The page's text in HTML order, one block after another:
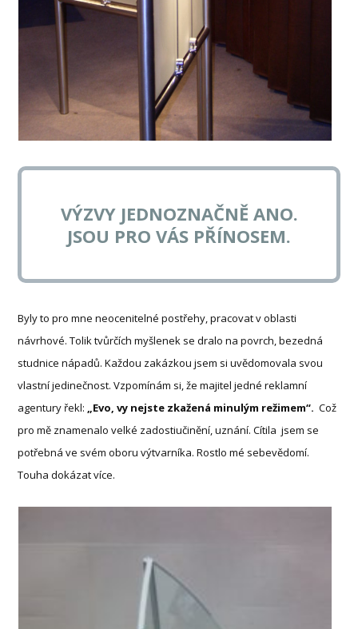
VÝZVY JEDNOZNAČNĚ ANO.
JSOU PRO VÁS PŘÍNOSEM.
Byly to pro mne neocenitelné postřehy, pracovat v oblasti
návrhové. Tolik tvůrčích myšlenek se dralo na povrch, bezedná
studnice nápadů. Každou zakázkou jsem si uvědomovala svou
vlastní jedinečnost. Vzpomínám si, že majitel jedné reklamní
agentury řekl: „Evo, vy nejste zkažená minulým režimem“. Což
pro mě znamenalo velké zadostiučinění, uznání. Cítila jsem se
potřebná ve svém oboru výtvarníka. Rostlo mé sebevědomí.
Touha dokázat více.